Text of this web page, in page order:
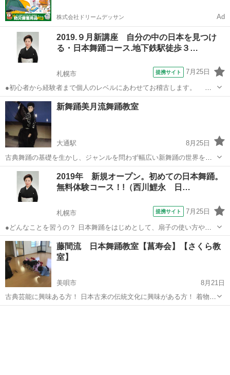
株式会社ドリームデッサン Ad
2019.９月新講座 自分の中の日本を見つけ
る・日本舞踊コース.地下鉄駅徒歩３…
札幌市 提携サイト 7月25日
●初心者から経験者まで個人のレベルにあわせてお稽古します。
講師と１対１の個人稽古できめ細やかなことまでしっかり身に付
きます。安心です。 日本舞踊を通して着付け礼儀作法も自然と
身に付きます ●着物を着た...
北海道 札幌市 日本舞踊
新舞踊美月流舞踊教室
大通駅
8月25日
古典舞踊の基礎を生かし、ジャンルを問わず幅広い新舞踊の世界を覗
いてみませんか？ 時にはお好きな演歌、歌謡曲、ポップス、クラシッ
ク等々、心と身体で表現する楽しさを体験してみませんか？
北海道 札幌市 大通駅 日本舞踊 新舞踊
2019年 新規オープン。初めての日本舞踊。
無料体験コース！!（西川鯉永 日…
札幌市 提携サイト 7月25日
●どんなことを習うの？ 日本舞踊をはじめとして、扇子の使い方や着
物の着付けなどをお稽古します。 もちろん礼儀作法も自然に身につい
ていきます。 お一人おひとり、講師と1対1のお稽古ですので きめ細か
なことまでしっかり身につけ...
北海道 札幌市 日本舞踊
藤間流 日本舞踊教室【菖寿会】【さくら教
室】
美唄市
8月21日
古典芸能に興味ある方！ 日本古来の伝統文化に興味がある方！ 着物に
興味がある方には 日本舞踊がお勧めです！ 日本舞踊は日本古来から